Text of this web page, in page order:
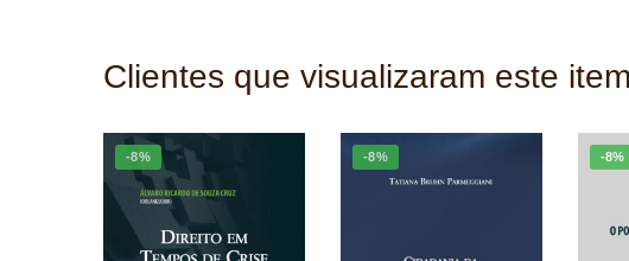
Clientes que visualizaram este
-8% -8% -8%